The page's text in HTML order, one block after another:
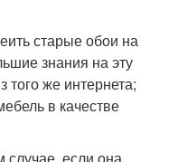
старые обои на
знания на эту
того же интернета;
в качестве
случае, если она